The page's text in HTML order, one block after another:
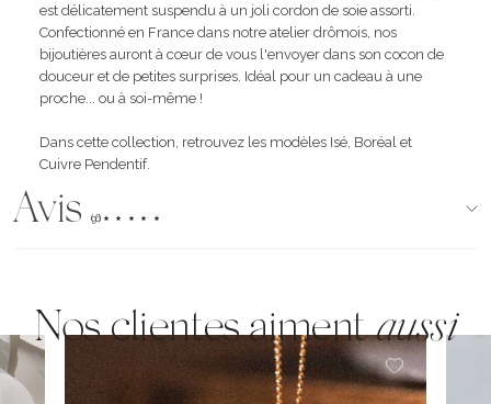
est délicatement suspendu à un joli cordon de soie assorti.
Confectionné en France dans notre atelier drômois, nos
bijoutières auront à cœur de vous l'envoyer dans son cocon de
douceur et de petites surprises. Idéal pour un cadeau à une
proche... ou à soi-même !
Dans cette collection, retrouvez les modèles Isé, Boréal et
Cuivre Pendentif.
Avis (96)
Nos clientes aimentaussi